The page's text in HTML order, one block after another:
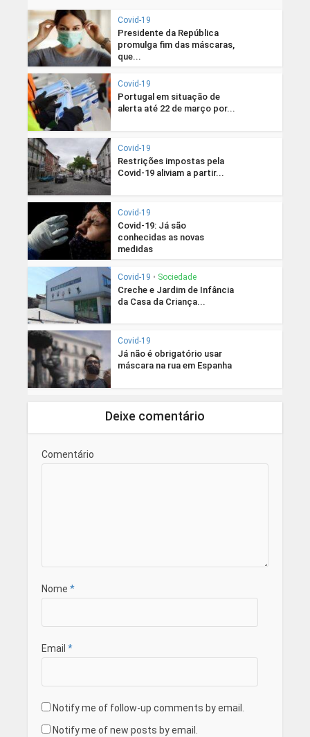
Covid-19
Presidente da República
promulga fim das máscaras,
que...
Covid-19
Portugal em situação de
alerta até 22 de março por...
Covid-19
Restrições impostas pela
Covid-19 aliviam a partir...
Covid-19
Covid-19: Já são
conhecidas as novas
medidas
Covid-19 • Sociedade
Creche e Jardim de Infância
da Casa da Criança...
Covid-19
Já não é obrigatório usar
máscara na rua em Espanha
Deixe comentário
Comentário
Nome *
Email *
Notify me of follow-up comments by email.
Notify me of new posts by email.